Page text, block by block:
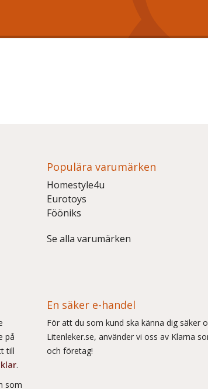
Populära varumärken
Homestyle4u
Eurotoys
Fööniks
Se alla varumärken
på
till
.
som
En säker e-handel
För att du som kund ska känna dig säker
Litenleker.se, använder vi oss av Klarna
och företag!